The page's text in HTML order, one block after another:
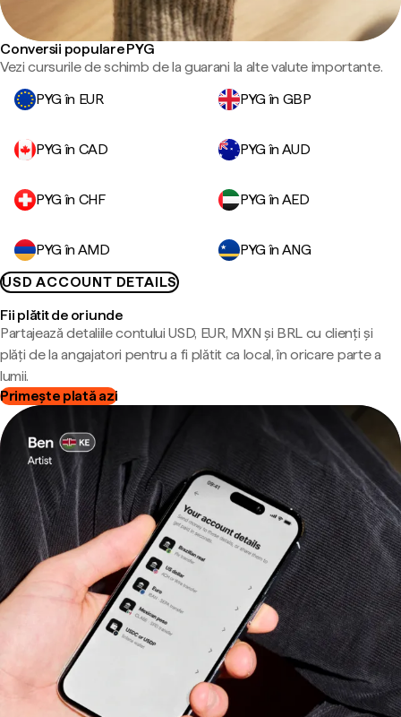
Conversii populare PYG
Vezi cursurile de schimb de la guarani la alte valute importante.
PYG în EUR
PYG în GBP
PYG în CAD PYG în AUD
PYG în CHF PYG în AED
PYG în AMD
PYG în ANG
USD ACCOUNT DETAILS
Fii plătit de oriunde
Partajează detaliile contului USD, EUR, MXN și BRL cu clienți și
plăți de la angajatori pentru a fi plătit ca local, în oricare parte a
lumii.
Primește plată azi